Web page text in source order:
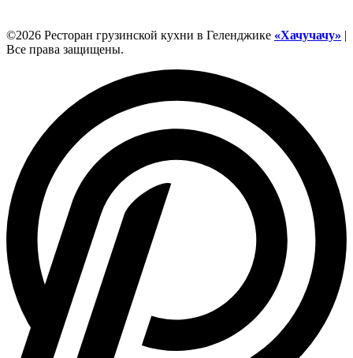
©2026 Ресторан грузинской кухни в Геленджике «Хачучачу» |
Все права защищены.